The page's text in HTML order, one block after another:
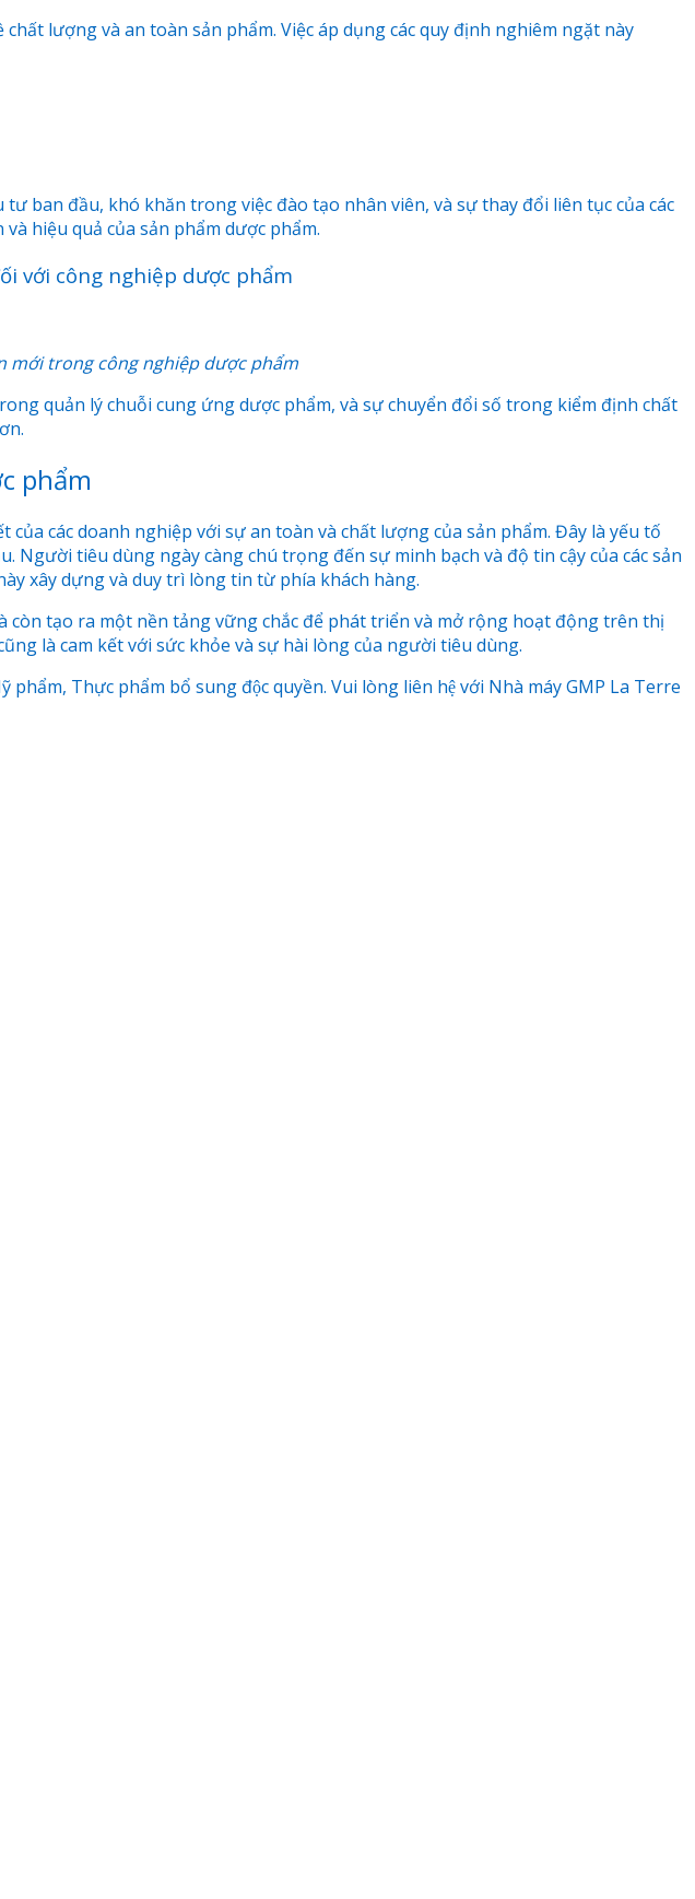
lượng và an toàn sản phẩm. Việc áp dụng các quy định nghiêm ngặt này
ban đầu, khó khăn trong việc đào tạo nhân viên, và sự thay đổi liên tục của các
hiệu quả của sản phẩm dược phẩm.
với công nghiệp dược phẩm
mới trong công nghiệp dược phẩm
quản lý chuỗi cung ứng dược phẩm, và sự chuyển đổi số trong kiểm định chất
phẩm
các doanh nghiệp với sự an toàn và chất lượng của sản phẩm. Đây là yếu tố
tiêu dùng ngày càng chú trọng đến sự minh bạch và độ tin cậy của các sản
xây dựng và duy trì lòng tin từ phía khách hàng.
còn tạo ra một nền tảng vững chắc để phát triển và mở rộng hoạt động trên thị
là cam kết với sức khỏe và sự hài lòng của người tiêu dùng.
Thực phẩm bổ sung độc quyền. Vui lòng liên hệ với Nhà máy GMP La Terre